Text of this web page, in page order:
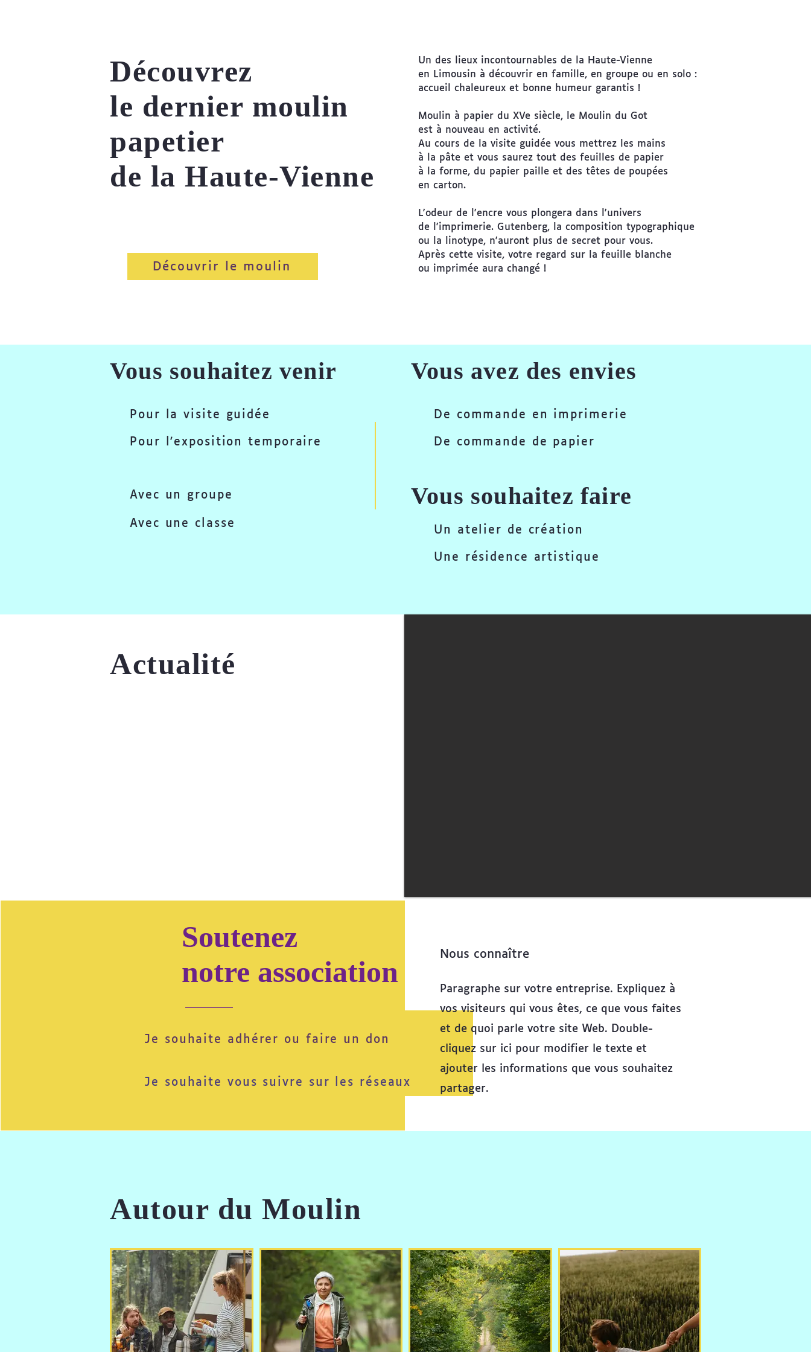
Découvrez
le dernier moulin
papetier
de la Haute-Vienne
Découvrir le moulin
Un des lieux incontournables de la Haute-Vienne
en Limousin à découvrir en famille, en groupe ou en solo :
accueil chaleureux et bonne humeur garantis !
Moulin à papier du XVe siècle, le Moulin du Got
est à nouveau en activité.
Au cours de la visite guidée vous mettrez les mains
à la pâte et vous saurez tout des feuilles de papier
à la forme, du papier paille et des têtes de poupées
en carton.
L'odeur de l'encre vous plongera dans l'univers
de l'imprimerie. Gutenberg, la composition typographique
ou la linotype, n'auront plus de secret pour vous.
Après cette visite, votre regard sur la feuille blanche
ou imprimée aura changé !
Vous souhaitez venir
Pour la visite guidée
Pour l'exposition temporaire
Avec un groupe
Avec une classe
Vous avez des envies
De commande en imprimerie
De commande de papier
Vous souhaitez faire
Un atelier de création
Une résidence artistique
Actualité
Soutenez
notre association
Je souhaite adhérer ou faire un don
Je souhaite vous suivre sur les réseaux
Nous connaître
Paragraphe sur votre entreprise. Expliquez à
vos visiteurs qui vous êtes, ce que vous faites
et de quoi parle votre site Web. Double-
cliquez sur ici pour modifier le texte et
ajouter les informations que vous souhaitez
partager.
Autour du Moulin